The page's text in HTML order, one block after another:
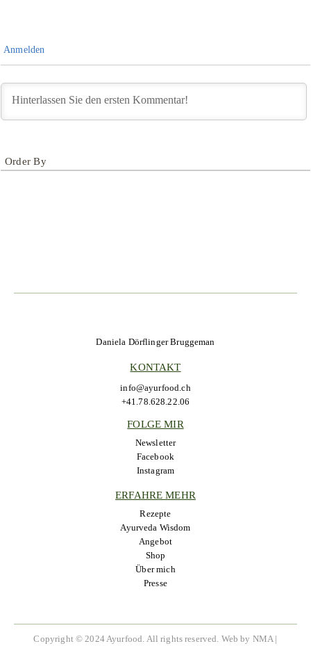
Anmelden
Daniela Dörflinger Bruggeman
KONTAKT
info@ayurfood.ch
+41.78.628.22.06
FOLGE MIR
Newsletter
Facebook
Instagram
ERFAHRE MEHR
Rezepte
Ayurveda Wisdom
Angebot
Shop
Über mich
Presse
Copyright © 2024 Ayurfood. All rights reserved. Web by NMA |